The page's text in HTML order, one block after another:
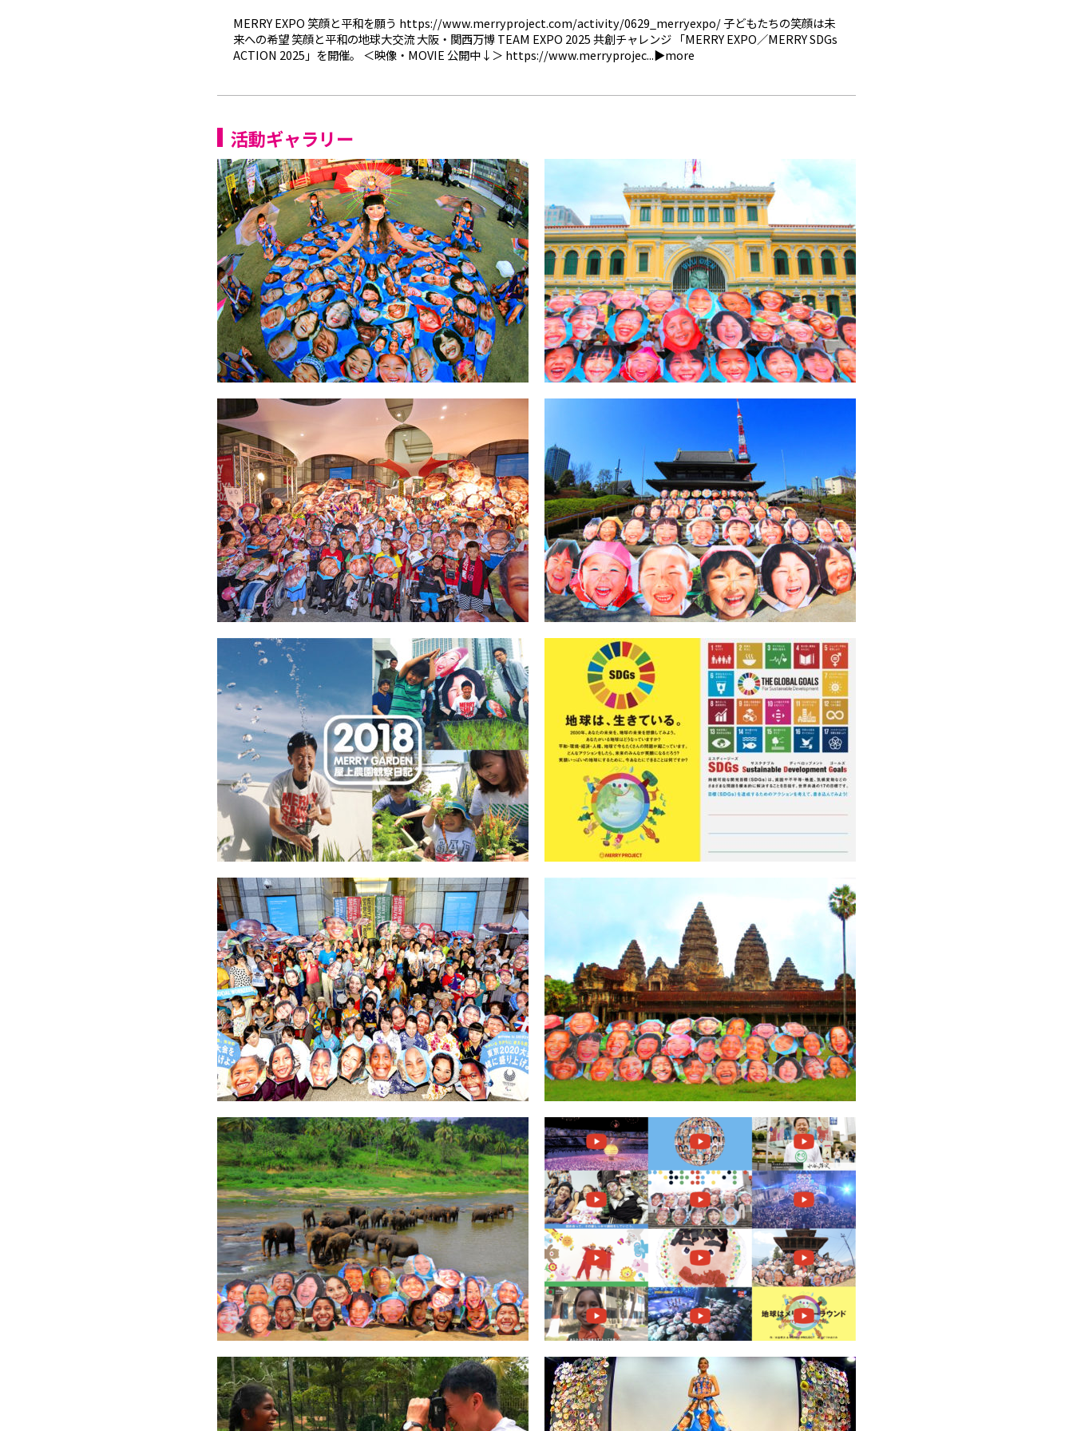
MERRY EXPO 笑顔と平和を願う https://www.merryproject.com/activity/0629_merryexpo/ 子どもたちの笑顔は未
来への希望 笑顔と平和の地球大交流 大阪・関西万博 TEAM EXPO 2025 共創チャレンジ 「MERRY EXPO／MERRY SDGs
ACTION 2025」を開催。 ＜映像・MOVIE 公開中↓＞ https://www.merryprojec...▶more
活動ギャラリー